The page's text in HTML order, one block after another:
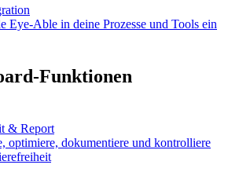
Eye-Able in deine Prozesse und Tools ein
Funktionen
& Report
optimiere, dokumentiere und kontrolliere